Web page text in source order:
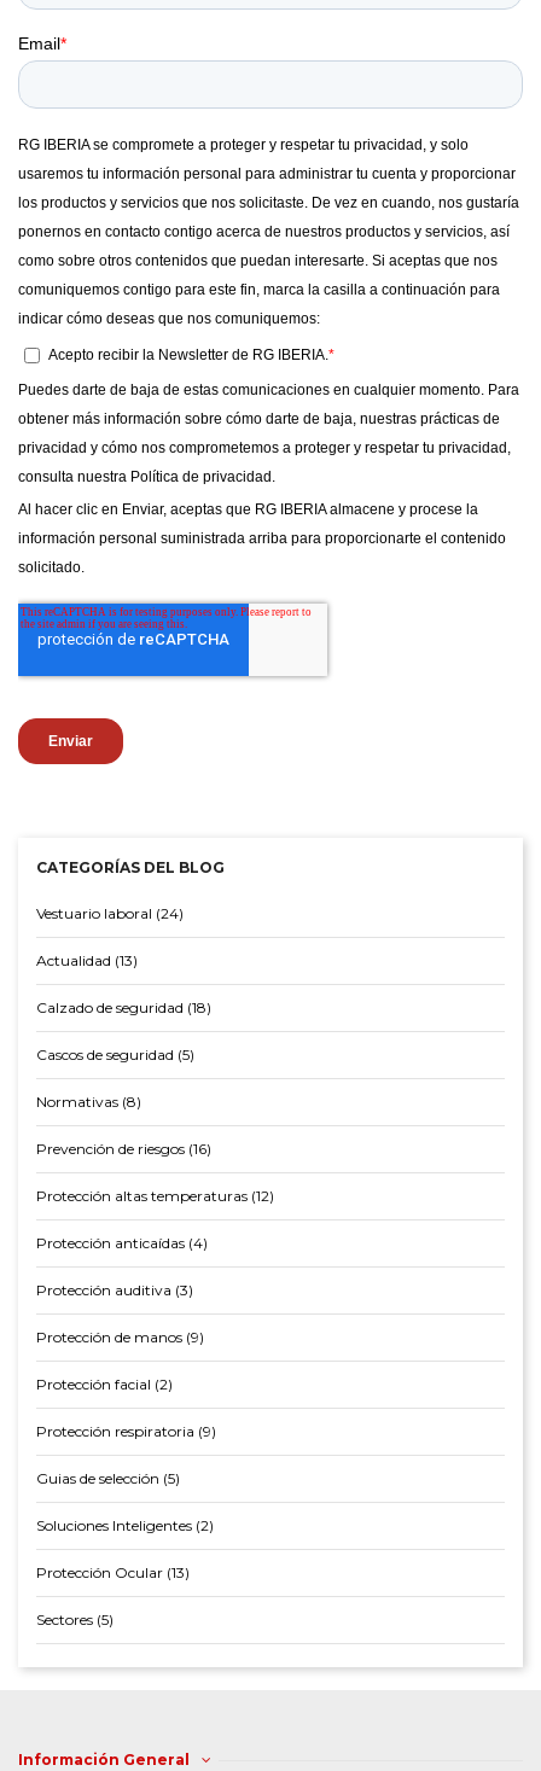
CATEGORÍAS DEL BLOG
Vestuario laboral (24)
Actualidad (13)
Calzado de seguridad (18)
Cascos de seguridad (5)
Normativas (8)
Prevención de riesgos (16)
Protección altas temperaturas (12)
Protección anticaídas (4)
Protección auditiva (3)
Protección de manos (9)
Protección facial (2)
Protección respiratoria (9)
Guias de selección (5)
Soluciones Inteligentes (2)
Protección Ocular (13)
Sectores (5)
Información General